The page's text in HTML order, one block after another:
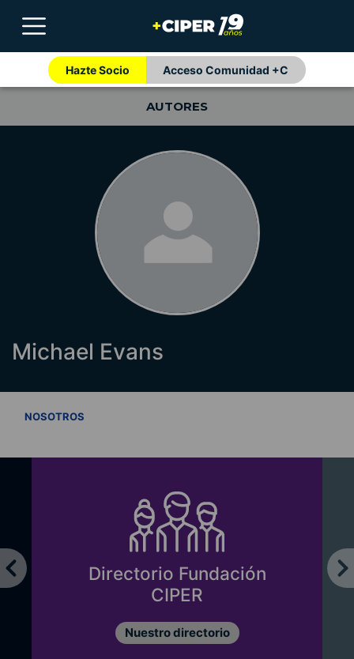
Hazte Socio Acceso Comunidad +C
AUTORES
Michael Evans
NOSOTROS
Directorio Fundación
CIPER
Nuestro directorio